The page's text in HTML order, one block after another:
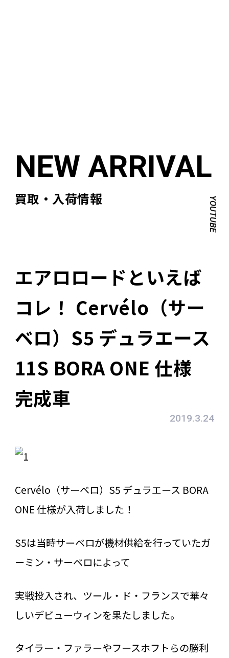
買取・入荷情報 YOUTUBE
エアロロードといえば
コレ！ Cervélo（サー
ベロ）S5 デュラエース
11S BORA ONE 仕様
完成車
2019.3.24
Cervélo（サーベロ）S5 デュラエース BORA
ONE 仕様が入荷しました！
S5は当時サーベロが機材供給を行っていたガ
ーミン・サーベロによって
実戦投入され、ツール・ド・フランスで華々
しいデビューウィンを果たしました。
タイラー・ファラーやフースホフトらの勝利